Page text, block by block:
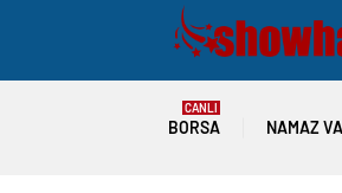
BORSA
CANLI
NAMAZ